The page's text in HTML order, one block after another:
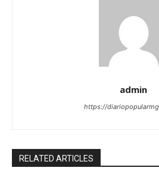
admin
https://
RELATED ARTICLES